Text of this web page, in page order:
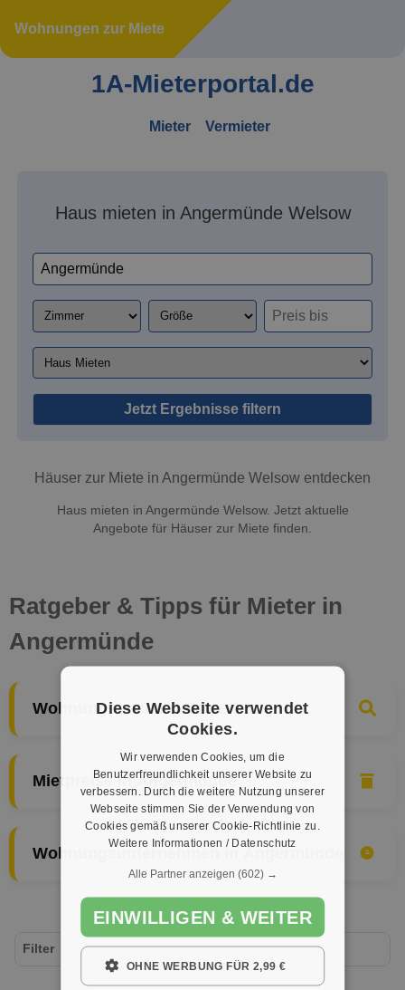
Wohnungen zur Miete
1A-Mieterportal.de
Mieter Vermieter
Haus mieten in Angermünde Welsow
Jetzt Ergebnisse filtern
Häuser zur Miete in Angermünde Welsow entdecken
Haus mieten in Angermünde Welsow. Jetzt aktuelle
Angebote für Häuser zur Miete finden.
Ratgeber & Tipps für Mieter in
Angermünde
Wohnungssuche & Bewerbung
Mietpreise in Angermünde
Wohnungsunternehmen in Angermünde
Filter
Diese Webseite verwendet
Cookies.
Wir verwenden Cookies, um die
Benutzerfreundlichkeit unserer Website zu
verbessern. Durch die weitere Nutzung unserer
Webseite stimmen Sie der Verwendung von
Cookies gemäß unserer Cookie-Richtlinie zu.
Weitere Informationen / Datenschutz
Alle Partner anzeigen (602) →
EINWILLIGEN & WEITER
OHNE WERBUNG FÜR 2,99 €